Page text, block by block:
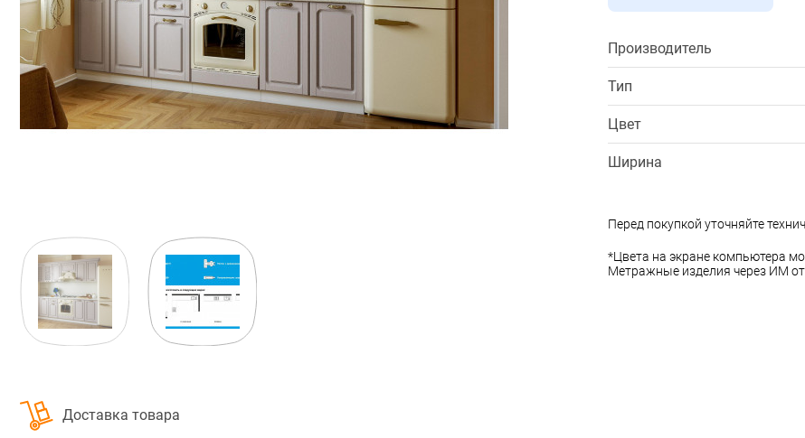
Доставка товара
Производитель
Тип
Цвет
Ширина
Перед покупкой уточняйте
*Цвета на экране компьютера
Метражные изделия через ИМ